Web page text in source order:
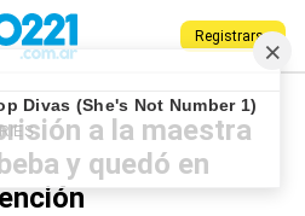
Registrarse
Maltrato en el jardín
a la maestra
y quedó en